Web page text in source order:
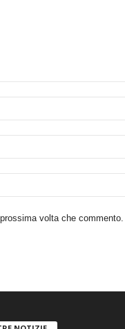
volta che commento.